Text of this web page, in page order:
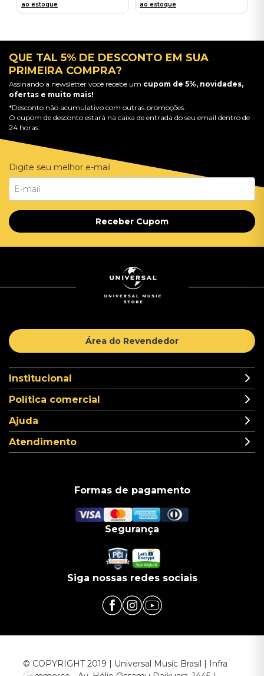
ao estoque
ao estoque
QUE TAL 5% DE DESCONTO EM SUA
PRIMEIRA COMPRA?
Assinando a newsletter você recebe um cupom de 5%, novidades,
ofertas e muito mais!
*Desconto não acumulativo com outras promoções.
O cupom de desconto estará na caixa de entrada do seu email dentro de
24 horas.
Digite seu melhor e-mail
Receber Cupom
Área do Revendedor
Institucional
Política comercial
Ajuda
Atendimento
Formas de pagamento
Segurança
Siga nossas redes sociais
© COPYRIGHT 2019 | Universal Music Brasil | Infra